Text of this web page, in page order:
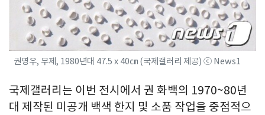
권영우, 무제, 1980년대 47.5 x 40㎝ (국제갤러리 제공) ⓒ News1
국제갤러리는 이번 전시에서 권 화백의 1970~80년
대 제작된 미공개 백색 한지 및 소품 작업을 중점적으